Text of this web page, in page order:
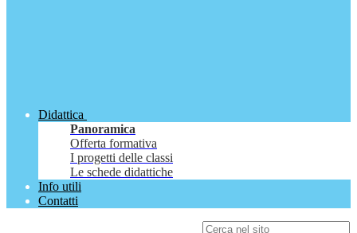
Didattica
Panoramica
Offerta formativa
I progetti delle classi
Le schede didattiche
Info utili
Contatti